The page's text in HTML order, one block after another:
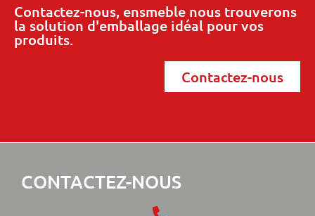
Contactez-nous, ensmeble nous trouverons
la solution d'emballage idéal pour vos
produits.
Contactez-nous
CONTACTEZ-NOUS